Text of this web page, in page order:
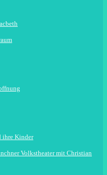
ihre Kinder
Volkstheater mit Christian